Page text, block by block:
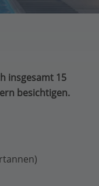
insgesamt 15
besichtigen.